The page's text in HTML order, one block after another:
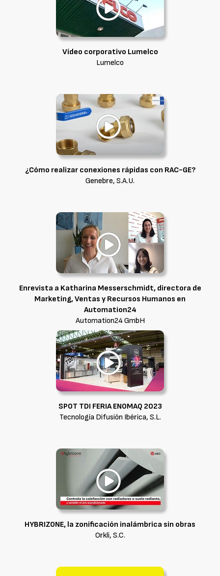
Vídeo corporativo Lumelco
Lumelco
¿Cómo realizar conexiones rápidas con RAC-GE?
Genebre, S.A.U.
Enrevista a Katharina Messerschmidt, directora de
Marketing, Ventas y Recursos Humanos en
Automation24
Automation24 GmbH
SPOT TDI FERIA ENOMAQ 2023
Tecnología Difusión Ibérica, S.L.
HYBRIZONE, la zonificación inalámbrica sin obras
Orkli, S.C.